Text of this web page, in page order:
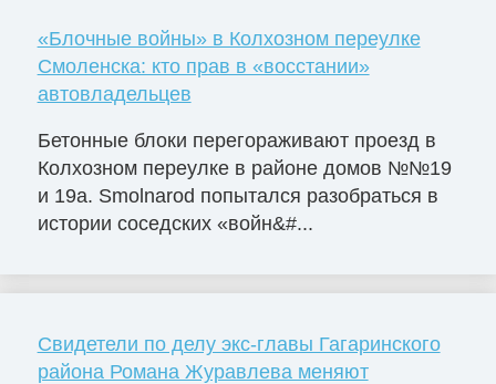
«Блочные войны» в Колхозном переулке
Смоленска: кто прав в «восстании»
автовладельцев
Бетонные блоки перегораживают проезд в
Колхозном переулке в районе домов №№19
и 19а. Smolnarod попытался разобраться в
истории соседских «войн&#...
Свидетели по делу экс-главы Гагаринского
района Романа Журавлева меняют